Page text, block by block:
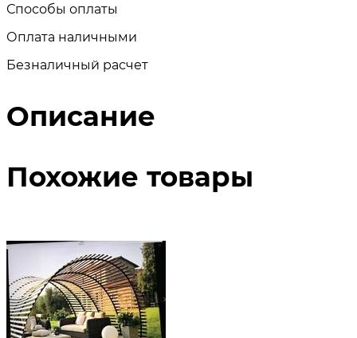
Способы оплаты
Оплата наличными
Безналичный расчет
Описание
Похожие товары